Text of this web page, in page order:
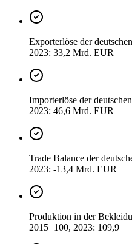
Exporterlöse der
2023: 33,2 Mrd. EUR
Importerlöse der
2023: 46,6 Mrd. EUR
Trade Balance der
2023: -13,4 Mrd. EUR
Produktion in der
2015=100, 2023: 109,9